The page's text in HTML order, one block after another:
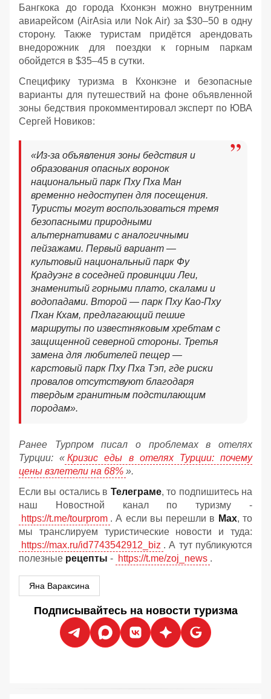
Бангкока до города Кхонкэн можно внутренним
авиарейсом (AirAsia или Nok Air) за $30–50 в одну
сторону. Также туристам придётся арендовать
внедорожник для поездки к горным паркам
обойдется в $35–45 в сутки.
Специфику туризма в Кхонкэне и безопасные
варианты для путешествий на фоне объявленной
зоны бедствия прокомментировал эксперт по ЮВА
Сергей Новиков:
«Из-за объявления зоны бедствия и
образования опасных воронок
национальный парк Пху Пха Ман
временно недоступен для посещения.
Туристы могут воспользоваться тремя
безопасными природными
альтернативами с аналогичными
пейзажами. Первый вариант —
культовый национальный парк Фу
Крадуэнг в соседней провинции Леи,
знаменитый горными плато, скалами и
водопадами. Второй — парк Пху Као-Пху
Пхан Кхам, предлагающий пешие
маршруты по известняковым хребтам с
защищенной северной стороны. Третья
замена для любителей пещер —
карстовый парк Пху Пха Тэп, где риски
провалов отсутствуют благодаря
твердым гранитным подстилающим
породам».
Ранее Турпром писал о проблемах в отелях
Турции: « Кризис еды в отелях Турции: почему
цены взлетели на 68% ».
Если вы остались в Телеграме, то подпишитесь на
наш Новостной канал по туризму -
https://t.me/tourprom . А если вы перешли в Мах, то
мы транслируем туристические новости и туда:
https://max.ru/id7743542912_biz . А тут публикуются
полезные рецепты - https://t.me/zoj_news .
Яна Вараксина
Подписывайтесь на новости туризма